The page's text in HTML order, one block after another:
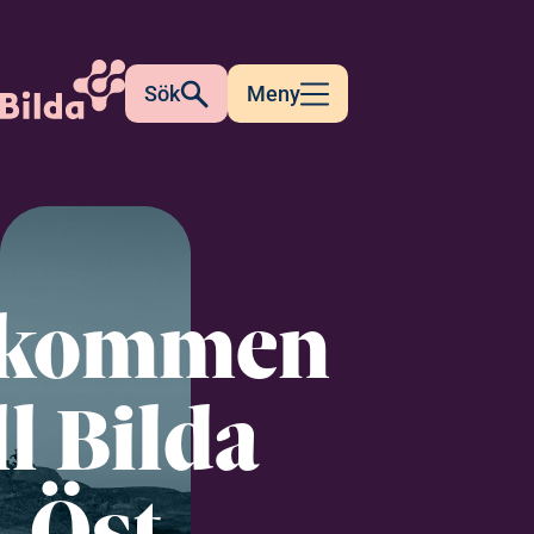
Sök Meny
Bilda